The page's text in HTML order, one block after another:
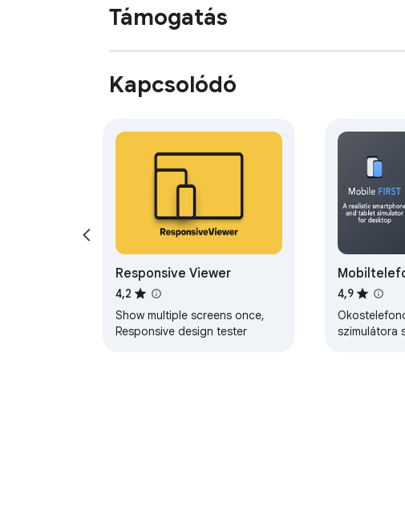
Támogatás
Kapcsolódó
Responsive Viewer
4,2
Show multiple screens once,
Responsive design tester
reszponzív
tesztelése
4,9
szimulátora